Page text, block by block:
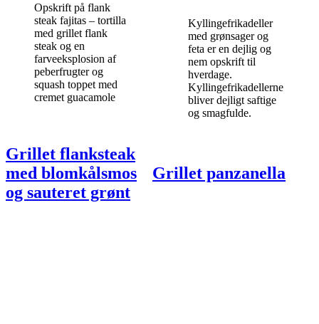
Opskrift på flank
steak fajitas – tortilla
med grillet flank
steak og en
farveeksplosion af
peberfrugter og
squash toppet med
cremet guacamole
Kyllingefrikadeller
med grønsager og
feta er en dejlig og
nem opskrift til
hverdage.
Kyllingefrikadellerne
bliver dejligt saftige
og smagfulde.
Grillet flanksteak
med blomkålsmos
og sauteret grønt
Grillet panzanella